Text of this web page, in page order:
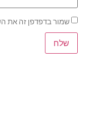
שמור בדפדפן זה את